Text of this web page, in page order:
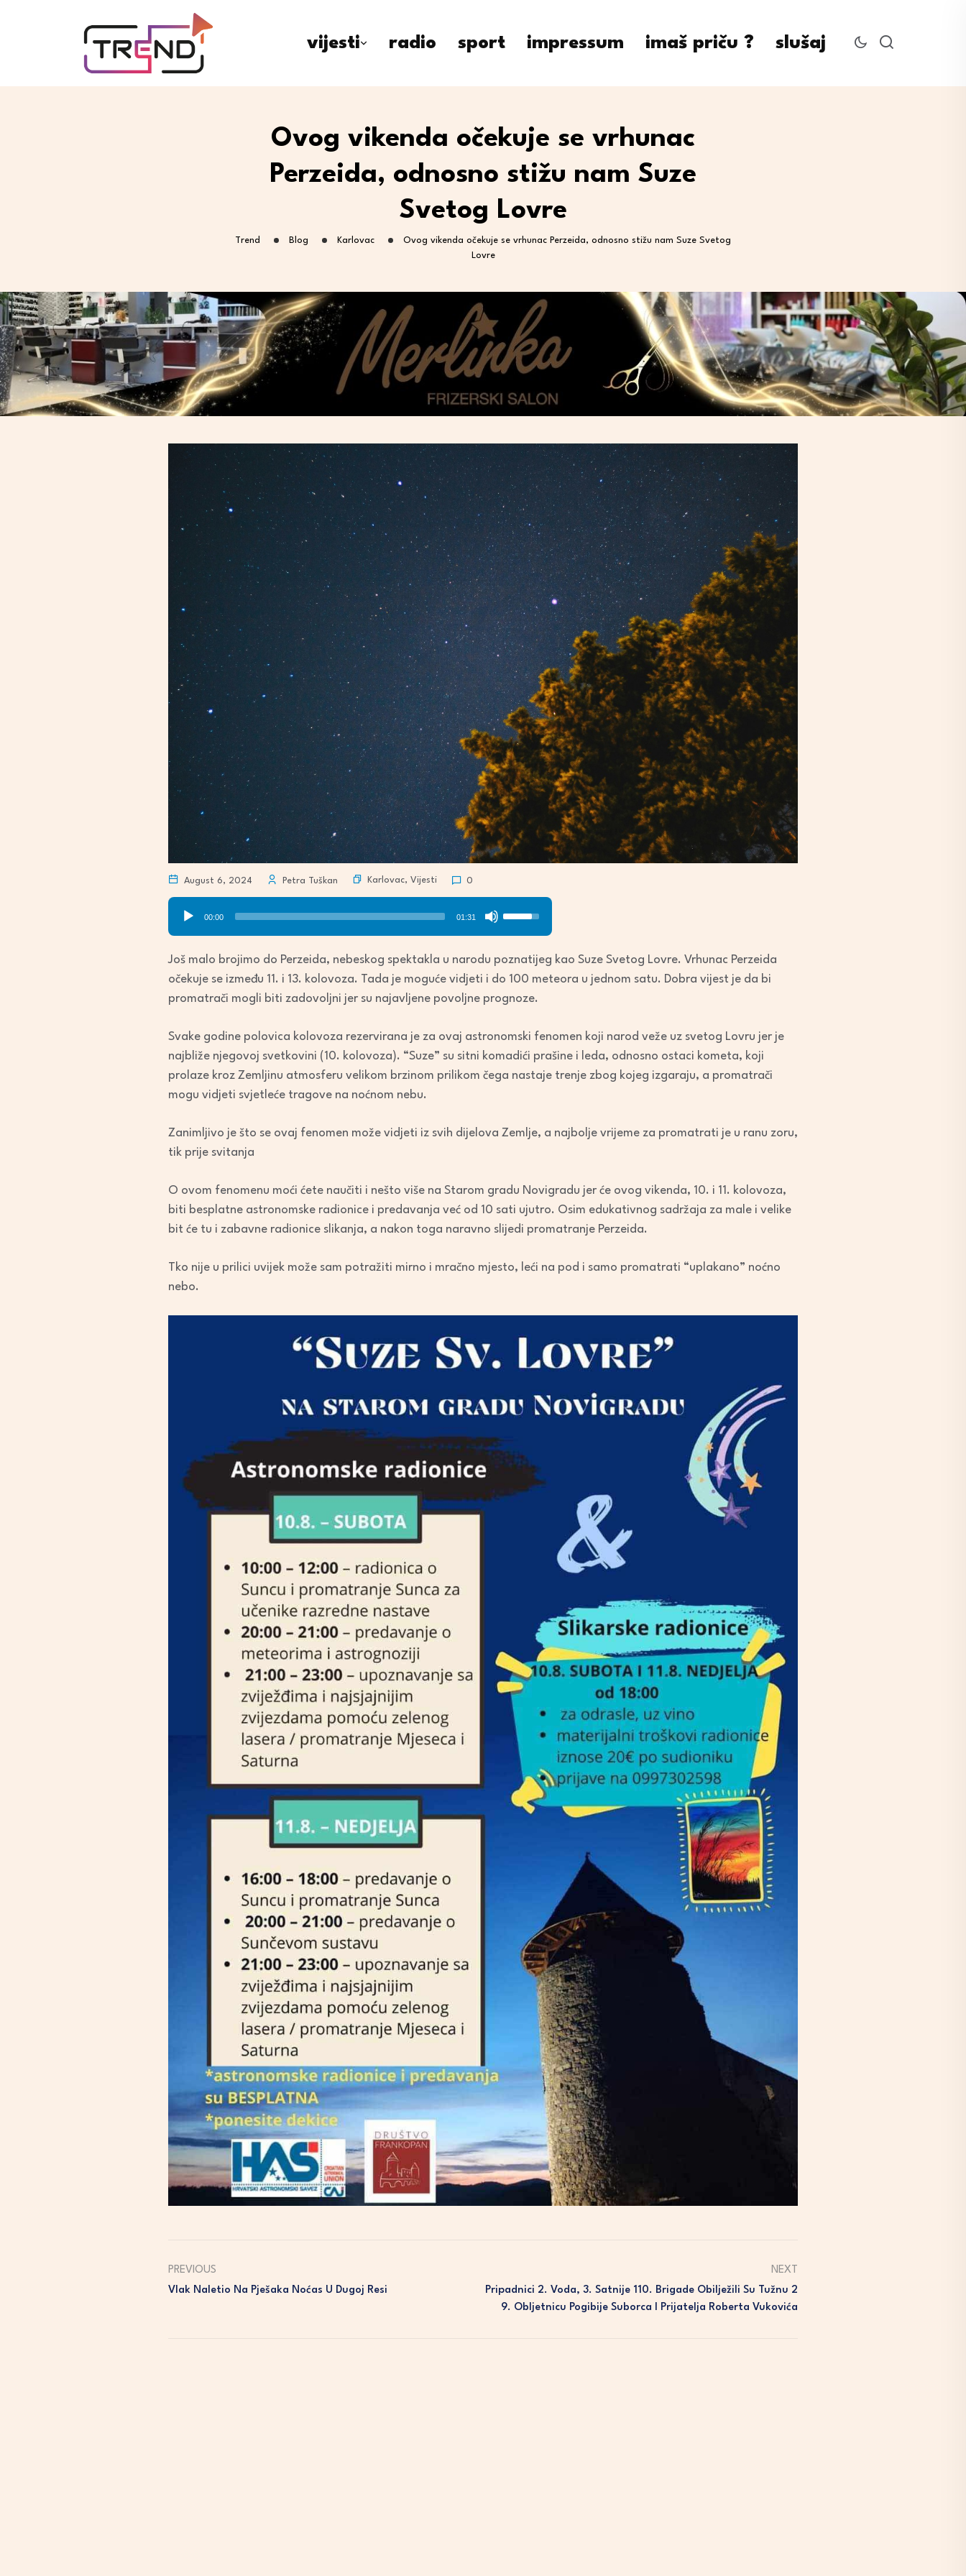
vijesti radio sport impressum imaš priču ? slušaj
Ovog vikenda očekuje se vrhunac
Perzeida, odnosno stižu nam Suze
Svetog Lovre
Trend Blog Karlovac
Ovog vikenda očekuje se vrhunac Perzeida, odnosno stižu nam Suze Svetog
Lovre
August 6, 2024 Petra Tuškan Karlovac, Vijesti 0
Audio
Player
00:00 01:31
Use
Up/Down
increase
volume.
Još malo brojimo do Perzeida, nebeskog spektakla u narodu poznatijeg kao Suze Svetog Lovre. Vrhunac Perzeida
očekuje se između 11. i 13. kolovoza. Tada je moguće vidjeti i do 100 meteora u jednom satu. Dobra vijest je da bi
promatrači mogli biti zadovoljni jer su najavljene povoljne prognoze.
Svake godine polovica kolovoza rezervirana je za ovaj astronomski fenomen koji narod veže uz svetog Lovru jer je
najbliže njegovoj svetkovini (10. kolovoza). “Suze” su sitni komadići prašine i leda, odnosno ostaci kometa, koji
prolaze kroz Zemljinu atmosferu velikom brzinom prilikom čega nastaje trenje zbog kojeg izgaraju, a promatrači
mogu vidjeti svjetleće tragove na noćnom nebu.
Zanimljivo je što se ovaj fenomen može vidjeti iz svih dijelova Zemlje, a najbolje vrijeme za promatrati je u ranu zoru,
tik prije svitanja
O ovom fenomenu moći ćete naučiti i nešto više na Starom gradu Novigradu jer će ovog vikenda, 10. i 11. kolovoza,
biti besplatne astronomske radionice i predavanja već od 10 sati ujutro. Osim edukativnog sadržaja za male i velike
bit će tu i zabavne radionice slikanja, a nakon toga naravno slijedi promatranje Perzeida.
Tko nije u prilici uvijek može sam potražiti mirno i mračno mjesto, leći na pod i samo promatrati “uplakano” noćno
nebo.
PREVIOUS
Vlak Naletio Na Pješaka Noćas U Dugoj Resi
NEXT
Pripadnici 2. Voda, 3. Satnije 110. Brigade Obilježili Su Tužnu 2
9. Obljetnicu Pogibije Suborca I Prijatelja Roberta Vukovića